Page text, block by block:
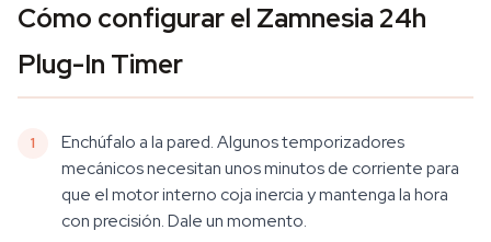
Cómo configurar el Zamnesia 24h
Plug-In Timer
Enchúfalo a la pared. Algunos temporizadores
mecánicos necesitan unos minutos de corriente para
que el motor interno coja inercia y mantenga la hora
con precisión. Dale un momento.